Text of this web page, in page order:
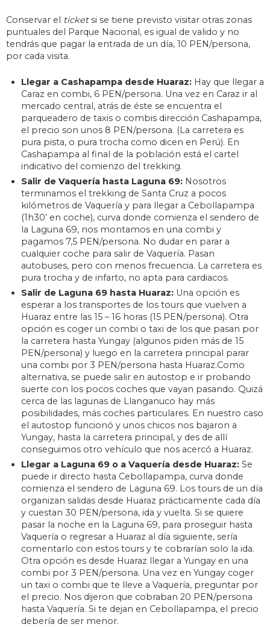
Conservar el ticketsi se tiene previsto visitar otras zonas
puntuales del Parque Nacional, es igual de valido y no
tendrás que pagar la entrada de un día, 10 PEN/persona,
por cada visita.
Llegar a Cashapampa desde Huaraz: Hay que llegar a
Caraz en combi, 6 PEN/persona. Una vez en Caraz ir al
mercado central, atrás de éste se encuentra el
parqueadero de taxis o combis dirección Cashapampa,
el precio son unos 8 PEN/persona. (La carretera es
pura pista, o pura trocha como dicen en Perú). En
Cashapampa al final de la población está el cartel
indicativo del comienzo del trekking.
Salir de Vaquería hasta Laguna 69: Nosotros
terminamos el trekking de Santa Cruz a pocos
kilómetros de Vaquería y para llegar a Cebollapampa
(1h30’ en coche), curva donde comienza el sendero de
la Laguna 69, nos montamos en una combi y
pagamos 7,5 PEN/persona. No dudar en parar a
cualquier coche para salir de Vaquería. Pasan
autobuses, pero con menos frecuencia. La carretera es
pura trocha y de infarto, no apta para cardiacos.
Salir de Laguna 69 hasta Huaraz: Una opción es
esperar a los transportes de los tours que vuelven a
Huaraz entre las 15 – 16 horas (15 PEN/persona). Otra
opción es coger un combi o taxi de los que pasan por
la carretera hasta Yungay (algunos piden más de 15
PEN/persona) y luego en la carretera principal parar
una combi por 3 PEN/persona hasta Huaraz.Como
alternativa, se puede salir en autostop e ir probando
suerte con los pocos coches que vayan pasando. Quizá
cerca de las lagunas de Llanganuco hay más
posibilidades, más coches particulares. En nuestro caso
el autostop funcionó y unos chicos nos bajaron a
Yungay, hasta la carretera principal, y des de allí
conseguimos otro vehículo que nos acercó a Huaraz.
Llegar a Laguna 69 o a Vaquería desde Huaraz: Se
puede ir directo hasta Cebollapampa, curva donde
comienza el sendero de Laguna 69. Los tours de un día
organizan salidas desde Huaraz prácticamente cada día
y cuestan 30 PEN/persona, ida y vuelta. Si se quiere
pasar la noche en la Laguna 69, para proseguir hasta
Vaquería o regresar a Huaraz al día siguiente, sería
comentarlo con estos tours y te cobrarían solo la ida.
Otra opción es desde Huaraz llegar a Yungay en una
combi por 3 PEN/persona. Una vez en Yungay coger
un taxi o combi que te lleve a Vaquería, preguntar por
el precio. Nos dijeron que cobraban 20 PEN/persona
hasta Vaquería. Si te dejan en Cebollapampa, el precio
debería de ser menor.